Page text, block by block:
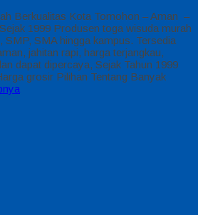
Berkualitas Kota Tomohon – Aman –
1999 Produsen toga wisuda murah
SMP, SMA hingga kampus. Tersedia
jahitan rapi, harga terjangkau,
dapat dipercaya, Sejak Tahun 1999
grosir Pilihan Tentang Banyak